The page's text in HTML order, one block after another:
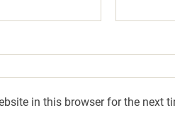
in this browser for the next